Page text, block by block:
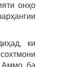
онҳо
ки